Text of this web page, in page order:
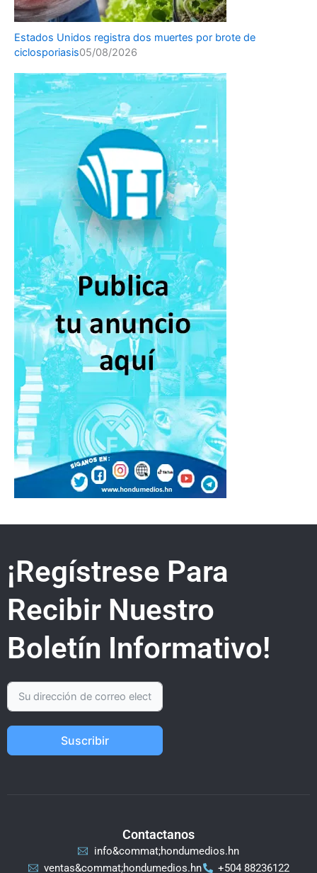
Estados Unidos registra dos muertes por brote de
ciclosporiasis05/08/2026
¡Regístrese Para
Recibir Nuestro
Boletín Informativo!
Suscribir
Contactanos
info&commat;hondumedios.hn
ventas&commat;hondumedios.hn
+504 88236122